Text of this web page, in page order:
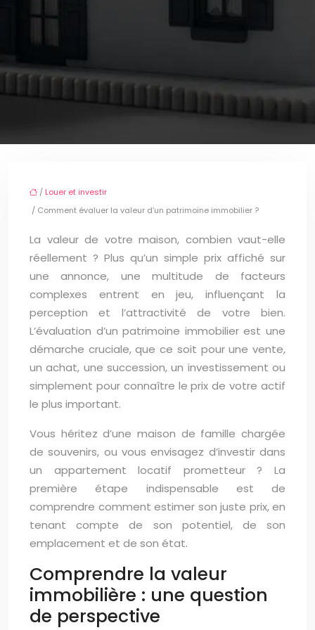
/ Louer et investir
/ Comment évaluer la valeur d’un patrimoine immobilier ?
La valeur de votre maison, combien vaut-elle
réellement ? Plus qu’un simple prix affiché sur
une annonce, une multitude de facteurs
complexes entrent en jeu, influençant la
perception et l’attractivité de votre bien.
L’évaluation d’un patrimoine immobilier est une
démarche cruciale, que ce soit pour une vente,
un achat, une succession, un investissement ou
simplement pour connaître le prix de votre actif
le plus important.
Vous héritez d’une maison de famille chargée
de souvenirs, ou vous envisagez d’investir dans
un appartement locatif prometteur ? La
première étape indispensable est de
comprendre comment estimer son juste prix, en
tenant compte de son potentiel, de son
emplacement et de son état.
Comprendre la valeur
immobilière : une question
de perspective